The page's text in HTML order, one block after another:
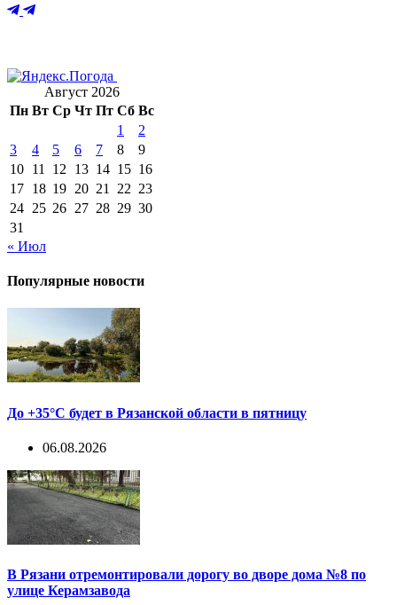
Август 2026
Пн Вт Ср Чт Пт Сб Вс
1
2
3
4 5 6 7 8
9
10 11 12 13 14 15 16
17 18 19 20 21 22 23
24 25 26 27 28 29 30
31
« Июл
Популярные новости
До +35°С будет в Рязанской области в пятницу
06.08.2026
В Рязани отремонтировали дорогу во дворе дома №8 по
улице Керамзавода